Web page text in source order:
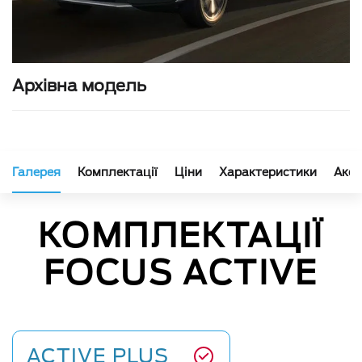
Архівна модель
Галерея Комплектації Ціни Характеристики
КОМПЛЕКТАЦІЇ
FOCUS ACTIVE
ACTIVE PLUS